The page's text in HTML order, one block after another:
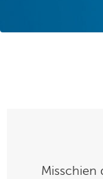
Misschien